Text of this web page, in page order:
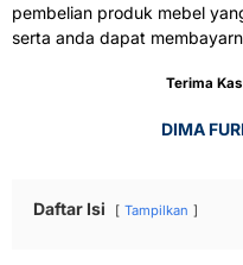
pembelian produk mebel
serta anda dapat
Terima
DIMA
Daftar Isi Tampilkan